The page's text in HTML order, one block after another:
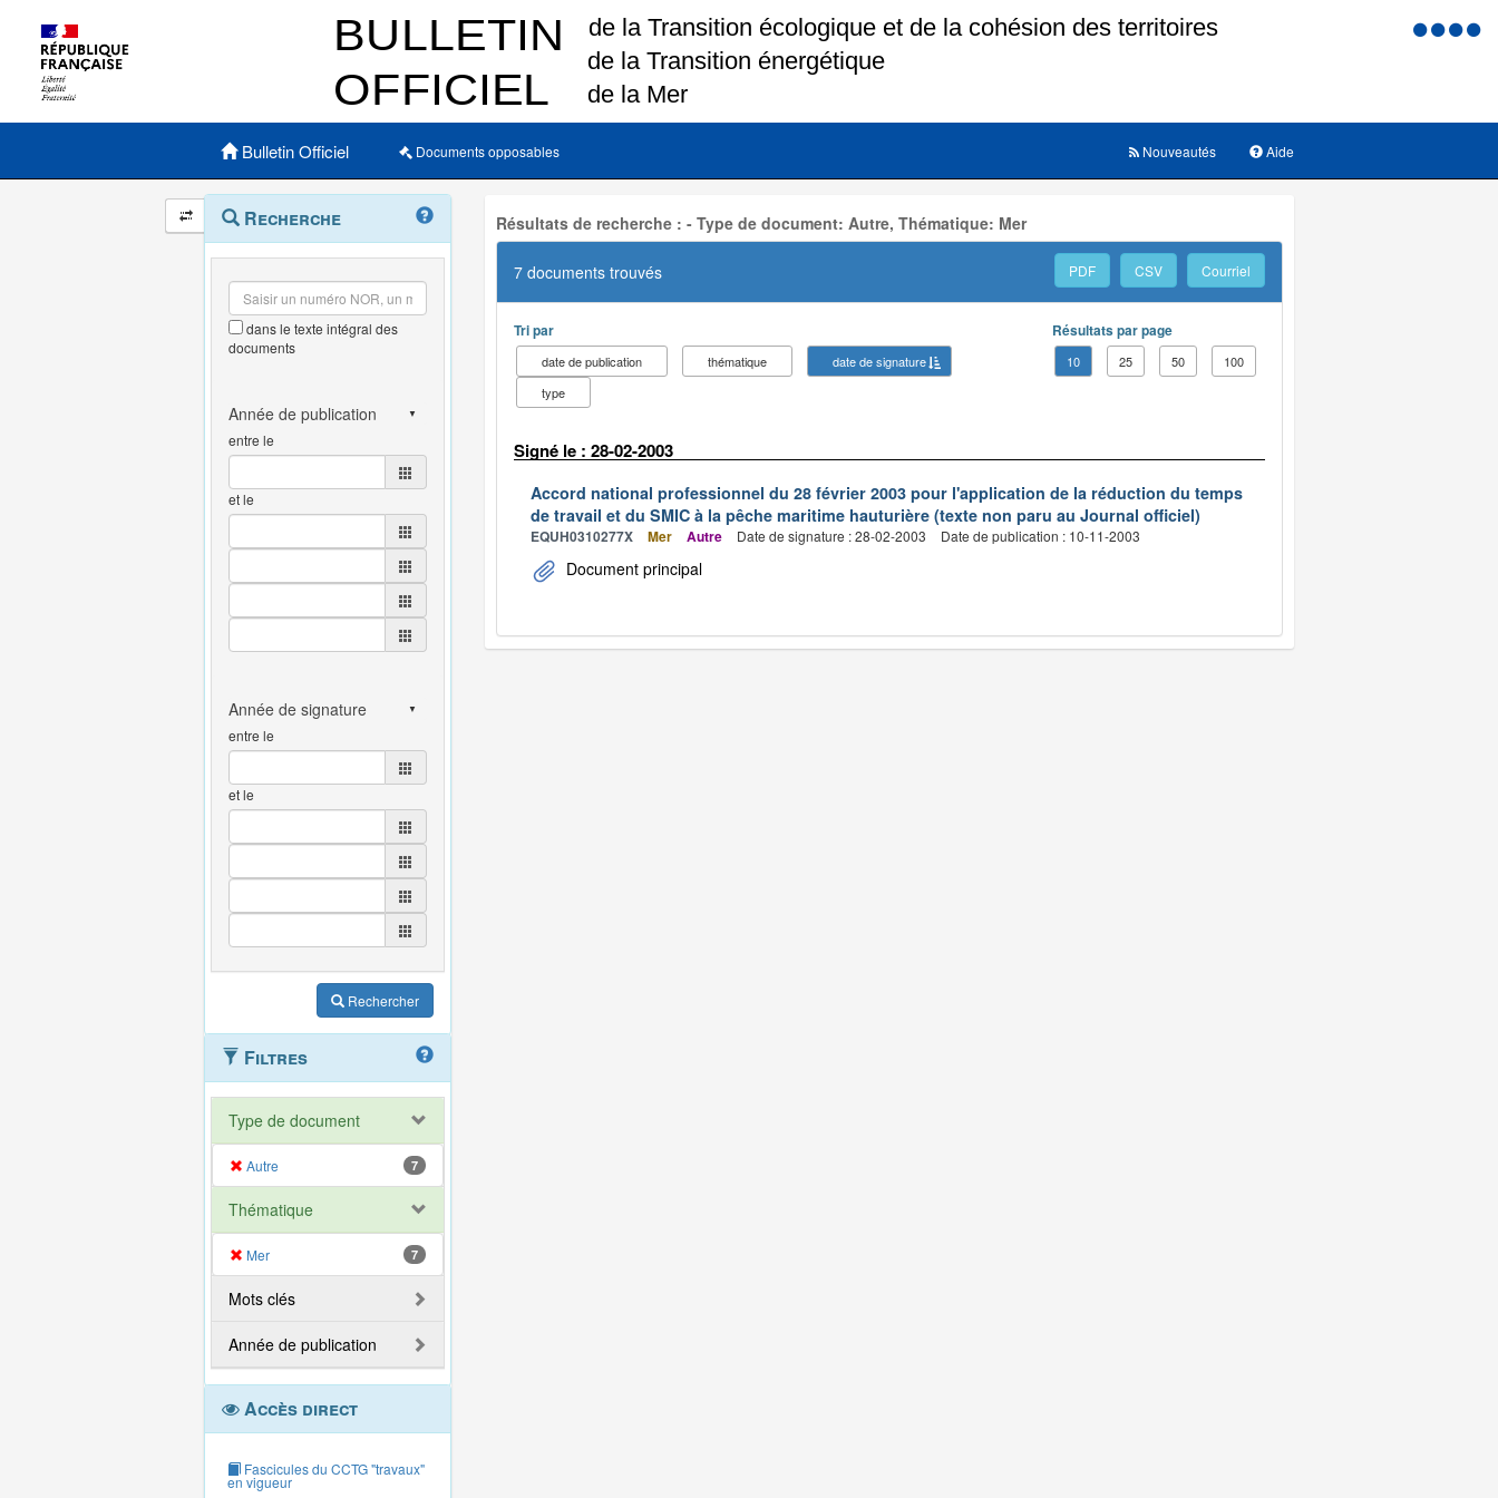
Menu
Menu principal
Bulletin Officiel Documents opposables Aide
Nouveautés
Navigation
et
outils
annexes
Menu
contextuel
Recherche
dans le texte intégral des
documents
entre le
et le
entre le
et le
Rechercher
Filtres
Type de document
Autre 7
Thématique
Mer 7
Mots clés
Année de publication
Accès direct
Fascicules du CCTG "travaux"
en vigueur
Résultats de recherche : - Type de document: Autre, Thématique: Mer
7 documents trouvés PDF CSV Courriel
Tri par
date de publication thématique
date de signature
type
Résultats par page
10 25 50 100
Signé le : 28-02-2003
Accord national professionnel du 28 février 2003 pour l'application de la réduction du temps
de travail et du SMIC à la pêche maritime hauturière (texte non paru au Journal officiel)
EQUH0310277X Mer Autre Date de signature : 28-02-2003 Date de publication : 10-11-2003
Document principal